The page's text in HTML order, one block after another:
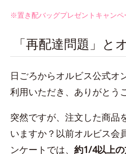
※置き配バッグプレゼントキャンペ
「再配達問題」と
日ごろからオルビス公式オ
利用いただき、ありがとう
突然ですが、注文した商品
いますか？以前オルビス会
ンケートでは、 約1/4以上の